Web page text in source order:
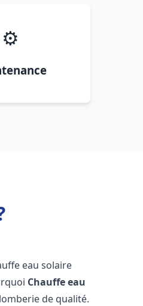
⚙️
eau solaire
Chauffe eau
de qualité.